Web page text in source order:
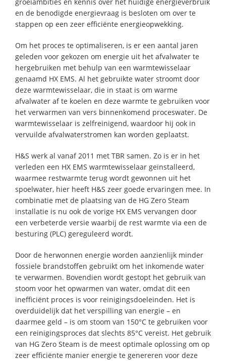
en de benodigde energievraag is besloten om over te
stappen op een zeer efficiënte energieopwekking.
Om het proces te optimaliseren, is er een aantal jaren
geleden voor gekozen om energie uit het afvalwater te
hergebruiken met behulp van een warmtewisselaar
genaamd HX EMS. Al het gebruikte water stroomt door
deze warmtewisselaar, die in staat is om warme
afvalwater af te koelen en deze warmte te gebruiken voor
het verwarmen van vers binnenkomend proceswater. De
warmtewisselaar is zelfreinigend, waardoor hij ook in
vervuilde afvalwaterstromen kan worden geplaatst.
H&S werk al vanaf 2011 met TBR samen. Zo is er in het
verleden een HX EMS warmtewisselaar geïnstalleerd,
waarmee restwarmte terug wordt gewonnen uit het
spoelwater, hier heeft H&S zeer goede ervaringen mee. In
combinatie met de plaatsing van de HG Zero Steam
installatie is nu ook de vorige HX EMS vervangen door
een verbeterde versie waarbij de rest warmte via een de
besturing (PLC) gereguleerd wordt.
Door de herwonnen energie worden aanzienlijk minder
fossiele brandstoffen gebruikt om het inkomende water
te verwarmen. Bovendien wordt gestopt het gebruik van
stoom voor het opwarmen van water, omdat dit een
inefficiënt proces is voor reinigingsdoeleinden. Het is
overduidelijk dat het verspilling van energie – en
daarmee geld – is om stoom van 150°C te gebruiken voor
een reinigingsproces dat slechts 85°C vereist. Het gebruik
van HG Zero Steam is de meest optimale oplossing om op
zeer efficiënte manier energie te genereren voor deze